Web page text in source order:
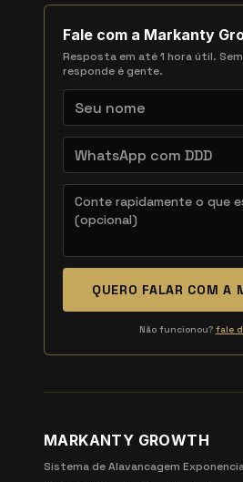
Fale com a Markanty
Resposta em até 1 hora útil.
responde é gente.
QUERO FALAR COM A
Não funcionou? fale
MARKANTY GROWTH
Sistema de Alavancagem